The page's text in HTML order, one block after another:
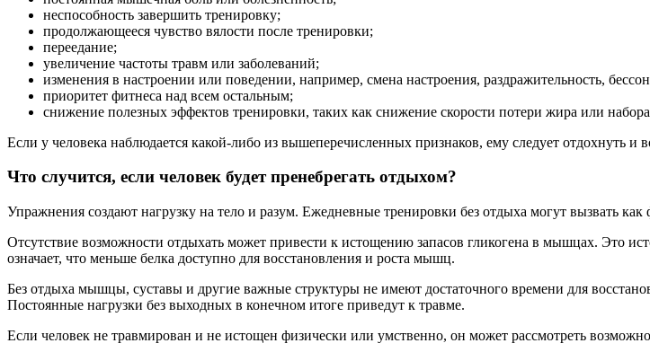
неспособность завершить тренировку;
продолжающееся чувство вялости после тренировки;
переедание;
увеличение частоты травм или заболева­ний;
изменения в настроении или поведении, например, смена настроения, раздражительность,
приоритет фитнеса над всем остальным;
снижение полезных эффектов тренировки, таких как снижение скорости потери жира или
Если у человека наблюдается какой-либо из вышеперечисленных признаков, ему следует отдохнуть и
Что случится, если человек будет пренебрегать отдыхом?
Упражнения создают нагрузку на тело и разум. Ежедневные тренировки без отдыха могут вызвать
Отсутствие возможности отдыхать может привести к истощению запасов гликогена в мышцах. Это
означает, что меньше белка доступно для восстанов­ления и роста мышц.
Без отдыха мышцы, суставы и другие важные структуры не имеют достаточного времени для
Постоянные нагрузки без выходных в конечном итоге приведут к травме.
Если человек не травмирован и не истощен физически или умственно, он может рассмотреть